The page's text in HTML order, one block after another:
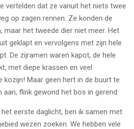
vertelden dat ze vanuit het niets twee
op zagen rennen. Ze konden de
maar het tweede dier niet meer. Het
geklapt en vervolgens met zijn hele
De zijramen waren kapot, de hele
met diepe krassen en veel
kozijn! Maar geen hert in de buurt te
aan, flink gewond het bos in gerend.
eerste daglicht, ben ik samen met
wezen zoeken. We hebben vele